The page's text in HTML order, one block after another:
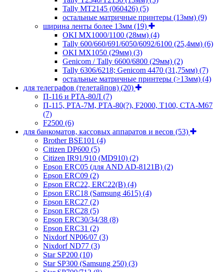
Tally MT2145 (060426) (5)
остальные матричные принтеры (13мм) (9)
ширина ленты более 13мм (19)
OKI MX1000/1100 (28мм) (4)
Tally 600/660/691/6050/6092/6100 (25,4мм) (6)
OKI MX1050 (29мм) (3)
Genicom / Tally 6600/6800 (29мм) (2)
Tally 6306/6218; Genicom 4470 (31,75мм) (7)
остальные матричные принтеры (>13мм) (4)
для телеграфов (телетайпов) (20)
П-116 и РТА-80Л (7)
П-115, РТА-7М, РТА-80(?), F2000, T100, СТА-М67
(7)
F2500 (6)
для банкоматов, кассовых аппаратов и весов (53)
Brother BSE101 (4)
Citizen DP600 (5)
Citizen IR91/910 (MD910) (2)
Epson ERC05 (для AND AD-8121B) (2)
Epson ERC09 (2)
Epson ERC22, ERC22(B) (4)
Epson ERC18 (Samsung 4615) (4)
Epson ERC27 (2)
Epson ERC28 (5)
Epson ERC30/34/38 (8)
Epson ERC31 (2)
Nixdorf NP06/07 (3)
Nixdorf ND77 (3)
Star SP200 (10)
Star SP300 (Samsung 250) (3)